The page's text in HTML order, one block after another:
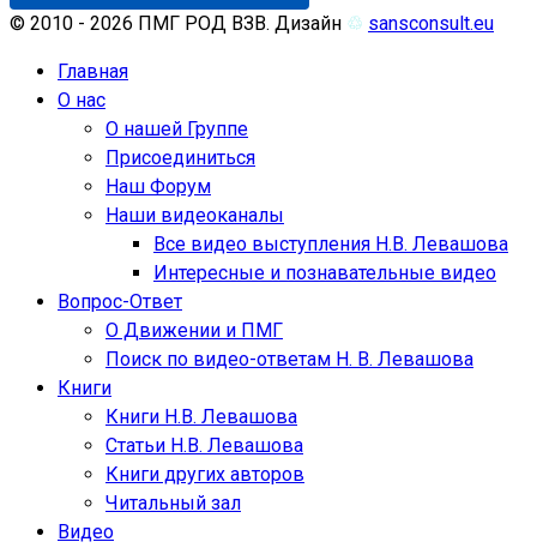
© 2010 - 2026 ПМГ РОД ВЗВ. Дизайн ♲ sansconsult.eu
Главная
О нас
О нашей Группе
Присоединиться
Наш Форум
Наши видеоканалы
Все видео выступления Н.В. Левашова
Интересные и познавательные видео
Вопрос-Ответ
О Движении и ПМГ
Поиск по видео-ответам Н. В. Левашова
Книги
Книги Н.В. Левашова
Статьи Н.В. Левашова
Книги других авторов
Читальный зал
Видео